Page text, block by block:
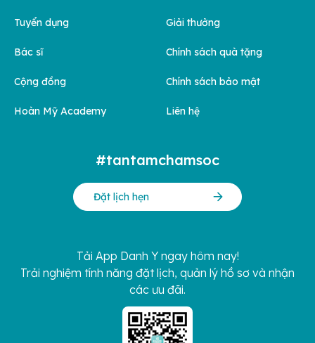
Tuyển dụng
Bác sĩ
Cộng đồng
Hoàn Mỹ Academy
Giải thưởng
Chính sách quà tặng
Chính sách bảo mật
Liên hệ
#tantamchamsoc
Đặt lịch hẹn
Tải App Danh Y ngay hôm nay!
Trải nghiệm tính năng đặt lịch, quản lý hồ sơ và nhận
các ưu đãi.